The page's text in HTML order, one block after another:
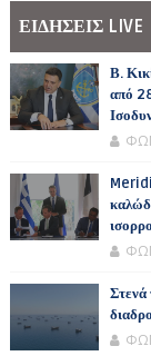
ΕΙΔΗΣΕΙΣ LIVE
Β.
από